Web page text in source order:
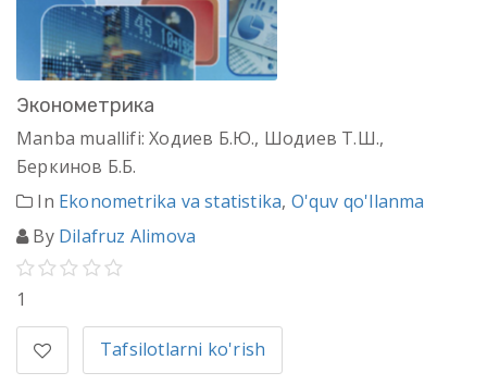
Эконометрика
Manba muallifi: Ходиев Б.Ю., Шодиев Т.Ш.,
Беркинов Б.Б.
In Ekonometrika va statistika, O'quv qo'llanma
By Dilafruz Alimova
1
Tafsilotlarni ko'rish